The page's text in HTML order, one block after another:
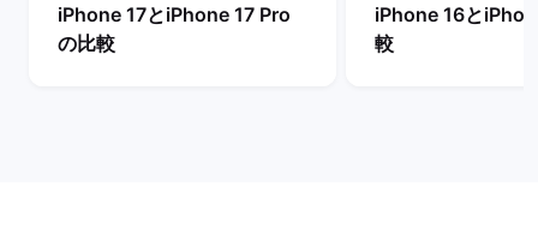
iPhone 17とiPhone 17 Pro
の比較
iPhone 16と
較